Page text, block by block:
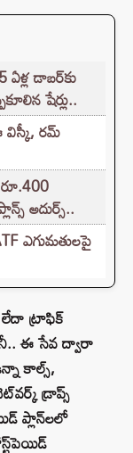
డాబర్‌కు
షేర్లు..
విస్కీ, రమ్
అదుర్స్..
ఎగుమతులపై
ట్రాఫిక్
ఈ సేవ ద్వారా
కాల్స్,
డ్రాప్స్
ప్లాన్‌లలో